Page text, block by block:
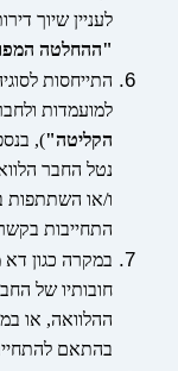
לעניין שיוך
"ההחלטה
התייחסות
למועמדות
הקליטה"), בנספח 10.3.8 שצורף להסכם
נטל החבר
ו/או השתתפות
התחייבות
במקרה כגון דא
חובותיו של
ההלוואה, או
בהתאם